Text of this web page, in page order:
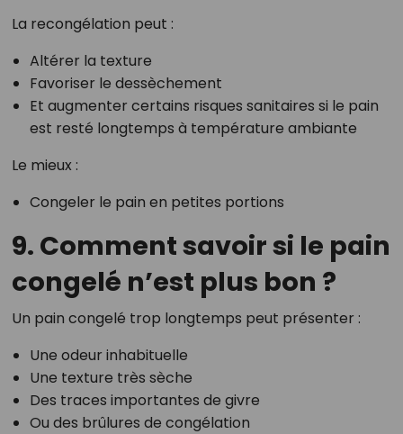
La recongélation peut :
Altérer la texture
Favoriser le dessèchement
Et augmenter certains risques sanitaires si le pain
est resté longtemps à température ambiante
Le mieux :
Congeler le pain en petites portions
9. Comment savoir si le pain
congelé n’est plus bon ?
Un pain congelé trop longtemps peut présenter :
Une odeur inhabituelle
Une texture très sèche
Des traces importantes de givre
Ou des brûlures de congélation